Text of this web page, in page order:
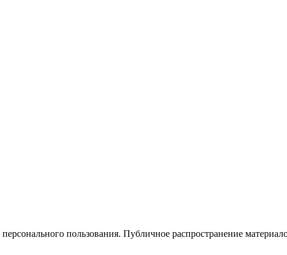
пользования. Публичное распространение